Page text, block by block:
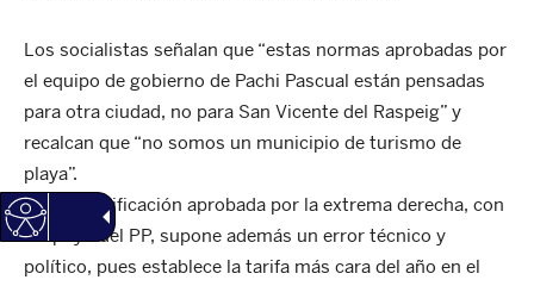
Los socialistas señalan que “estas normas aprobadas por
el equipo de gobierno de Pachi Pascual están pensadas
para otra ciudad, no para San Vicente del Raspeig” y
recalcan que “no somos un municipio de turismo de
playa”.
“Esta modificación aprobada por la extrema derecha, con
el apoyo del PP, supone además un error técnico y
político, pues establece la tarifa más cara del año en el